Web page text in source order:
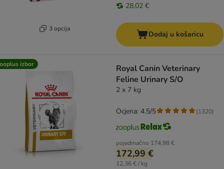
3 opcija
28,02 €
Dodaj u košaricu
izbor
Royal Canin Veterinary
Feline Urinary S/O
2 x 7 kg
pojedinačno 174,98 €
172,99 €
12,36 € / kg
Ocjena: 4.5/5 (1320)